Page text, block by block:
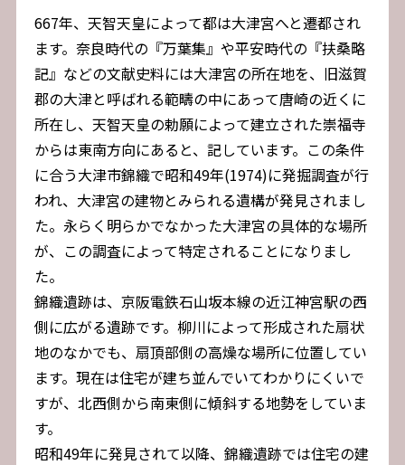
667年、天智天皇によって都は大津宮へと遷都され
ます。奈良時代の『万葉集』や平安時代の『扶桑略
記』などの文献史料には大津宮の所在地を、旧滋賀
郡の大津と呼ばれる範疇の中にあって唐崎の近くに
所在し、天智天皇の勅願によって建立された崇福寺
からは東南方向にあると、記しています。この条件
に合う大津市錦織で昭和49年(1974)に発掘調査が行
われ、大津宮の建物とみられる遺構が発見されまし
た。永らく明らかでなかった大津宮の具体的な場所
が、この調査によって特定されることになりまし
た。
錦織遺跡は、京阪電鉄石山坂本線の近江神宮駅の西
側に広がる遺跡です。柳川によって形成された扇状
地のなかでも、扇頂部側の高燥な場所に位置してい
ます。現在は住宅が建ち並んでいてわかりにくいで
すが、北西側から南東側に傾斜する地勢をしていま
す。
昭和49年に発見されて以降、錦織遺跡では住宅の建